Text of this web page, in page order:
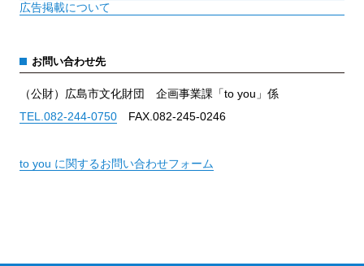
広告掲載について
お問い合わせ先
（公財）広島市文化財団 企画事業課「to you」係
TEL.082-244-0750FAX.082-245-0246
to you に関するお問い合わせフォーム